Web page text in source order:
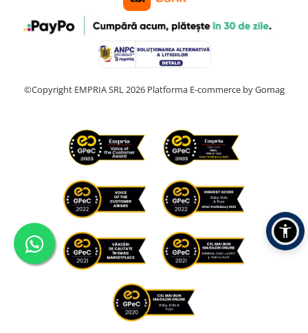
©Copyright EMPRIA SRL 2026 Platforma E-commerce by Gomag